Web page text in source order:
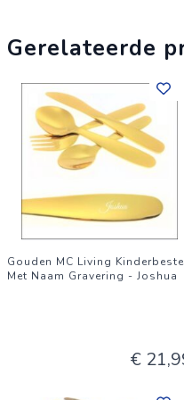
Materiaal: 410 Stainless
Gerelateerde
Gouden MC Living
Met Naam Gravering - Joshua
€